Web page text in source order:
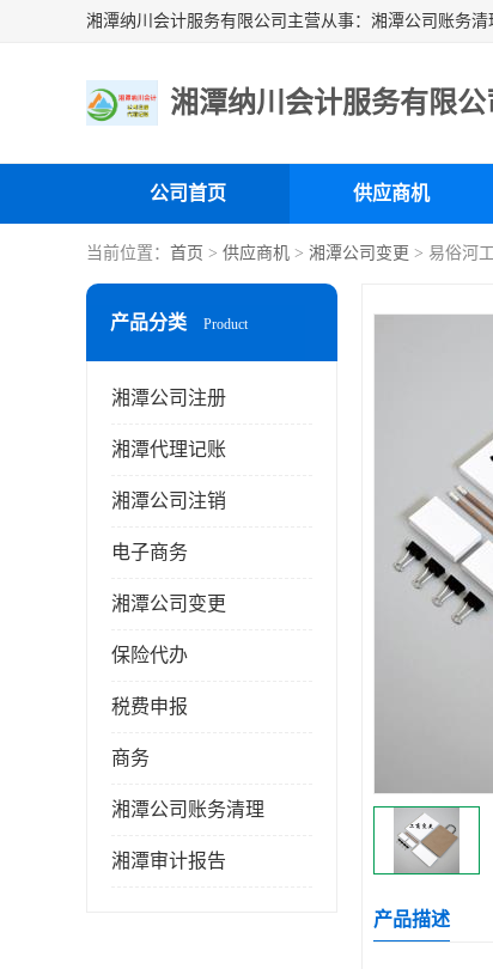
湘潭纳川会计服务有限公
公司首页 供应商机
当前位置： 首页 > 供应商机 > 湘潭公司变更 > 易俗河
产品分类 Product
湘潭公司注册
湘潭代理记账
湘潭公司注销
电子商务
湘潭公司变更
保险代办
税费申报
商务
湘潭公司账务清理
湘潭审计报告
产品描述